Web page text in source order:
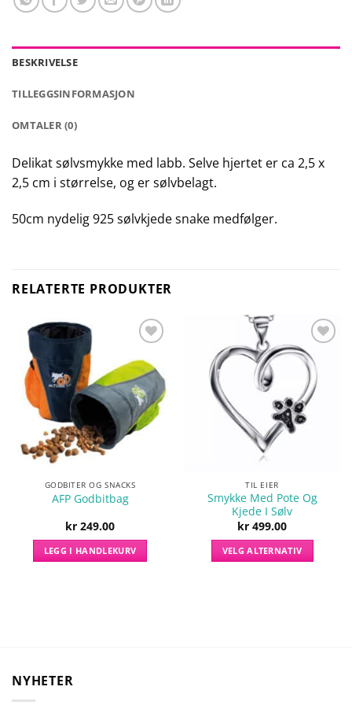
BESKRIVELSE
TILLEGGSINFORMASJON
OMTALER (0)
Delikat sølvsmykke med labb. Selve hjertet er ca 2,5 x
2,5 cm i størrelse, og er sølvbelagt.
50cm nydelig 925 sølvkjede snake medfølger.
RELATERTE PRODUKTER
ønskelisten
GODBITER OG SNACKS
AFP Godbitbag
kr 249.00
LEGG I HANDLEKURV
Legg til i
ønskelisten
TIL EIER
Smykke Med Pote Og
Kjede I Sølv
kr 499.00
VELG ALTERNATIV
NYHETER